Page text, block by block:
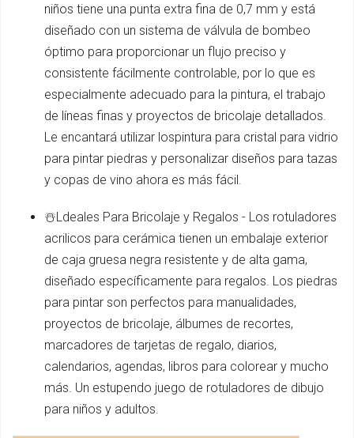
niños tiene una punta extra fina de 0,7 mm y está
diseñado con un sistema de válvula de bombeo
óptimo para proporcionar un flujo preciso y
consistente fácilmente controlable, por lo que es
especialmente adecuado para la pintura, el trabajo
de líneas finas y proyectos de bricolaje detallados.
Le encantará utilizar lospintura para cristal para vidrio
para pintar piedras y personalizar diseños para tazas
y copas de vino ahora es más fácil.
☃️Ldeales Para Bricolaje y Regalos - Los rotuladores
acrilicos para cerámica tienen un embalaje exterior
de caja gruesa negra resistente y de alta gama,
diseñado específicamente para regalos. Los piedras
para pintar son perfectos para manualidades,
proyectos de bricolaje, álbumes de recortes,
marcadores de tarjetas de regalo, diarios,
calendarios, agendas, libros para colorear y mucho
más. Un estupendo juego de rotuladores de dibujo
para niños y adultos.